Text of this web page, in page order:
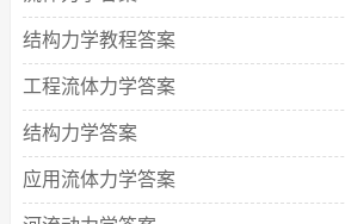
结构力学教程答案
工程流体力学答案
结构力学答案
应用流体力学答案